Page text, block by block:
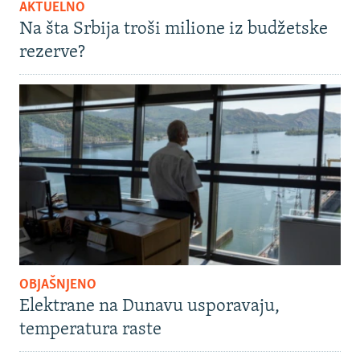
AKTUELNO
Na šta Srbija troši milione iz budžetske
rezerve?
OBJAŠNJENO
Elektrane na Dunavu usporavaju,
temperatura raste